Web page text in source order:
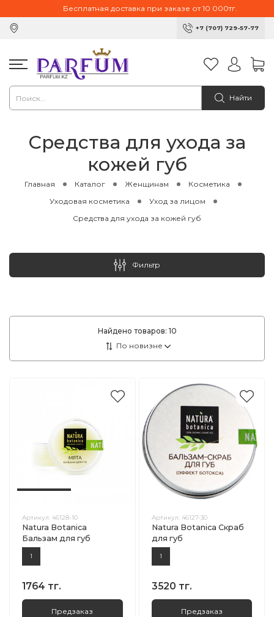
Бесплатная доставка при заказе от 10 000тг.
+7 (707) 729-57-77
Найти
Средства для ухода за
кожей губ
Главная Каталог Женщинам
Косметика
Уходовая косметика
Уход за лицом
Средства для ухода за кожей губ
Найдено товаров: 10
Артикул: 46128-10
Natura Botanica
Бальзам для губ
1
1764 тг.
Предзаказ
Артикул: 46127-30
Natura Botanica Скраб
для губ
1
3520 тг.
Предзаказ
Фильтр